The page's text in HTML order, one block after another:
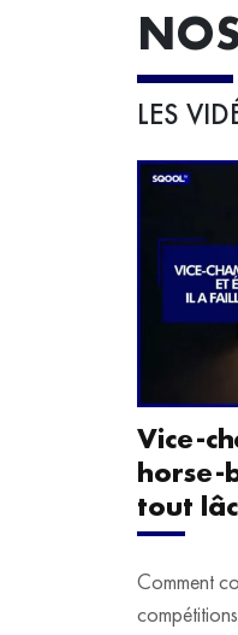
LES
Vice-
horse-
tout
Comment